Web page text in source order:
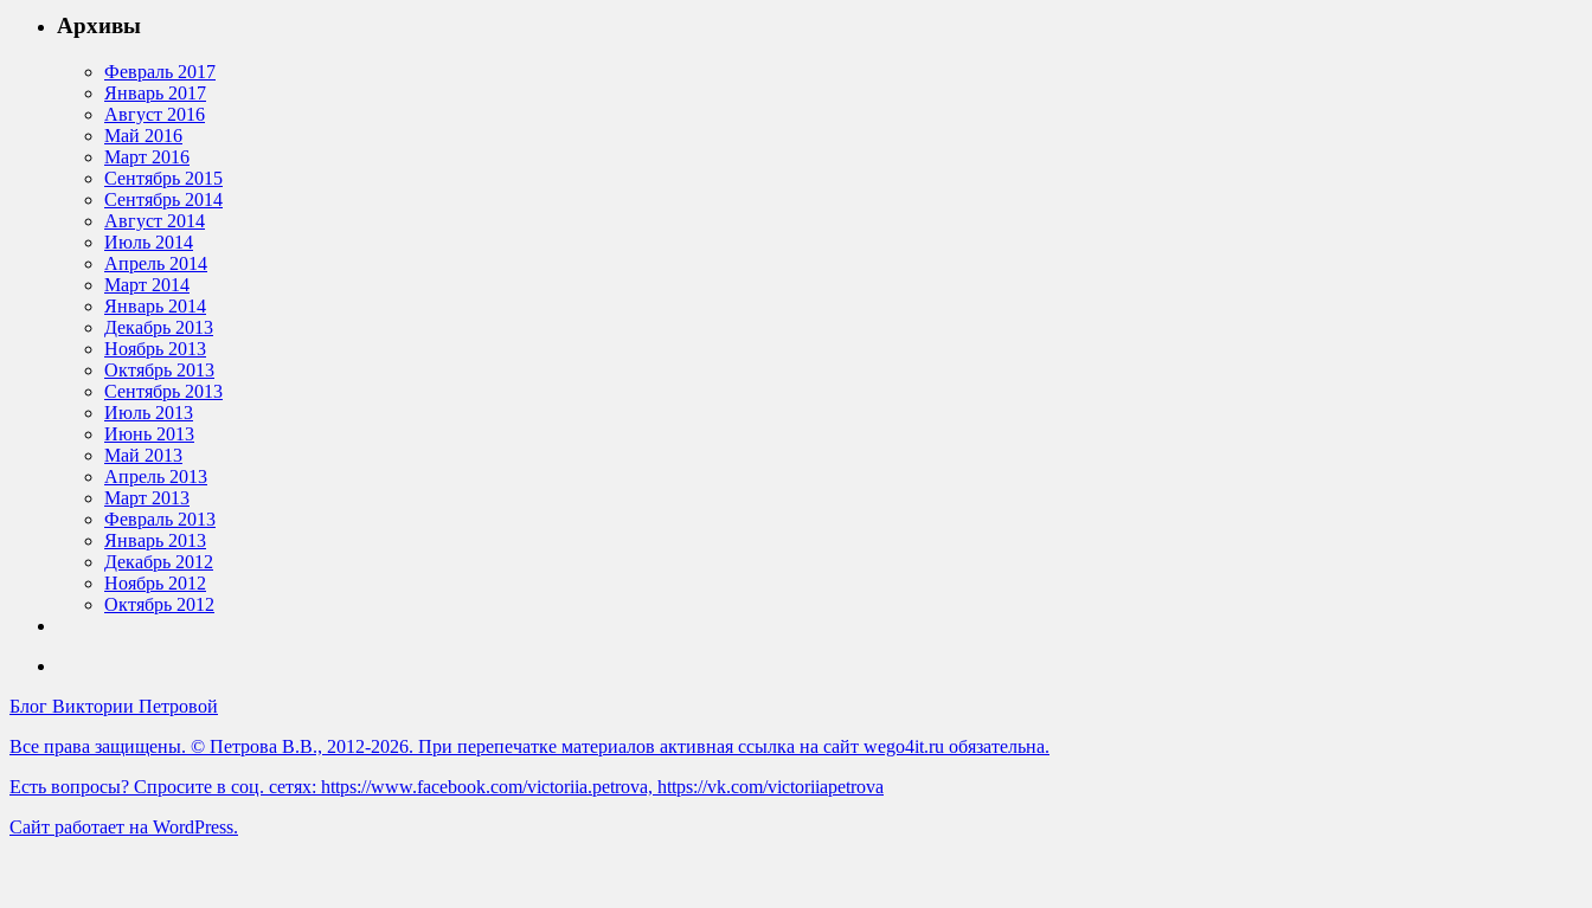
Архивы
Февраль 2017
Январь 2017
Август 2016
Май 2016
Март 2016
Сентябрь 2015
Сентябрь 2014
Август 2014
Июль 2014
Апрель 2014
Март 2014
Январь 2014
Декабрь 2013
Ноябрь 2013
Октябрь 2013
Сентябрь 2013
Июль 2013
Июнь 2013
Май 2013
Апрель 2013
Март 2013
Февраль 2013
Январь 2013
Декабрь 2012
Ноябрь 2012
Октябрь 2012
Блог Виктории Петровой
Все права защищены. © Петрова В.В., 2012-2026. При перепечатке материалов активная ссылка на сайт wego4it.ru обязательна.
Есть вопросы? Спросите в соц. сетях: https://www.facebook.com/victoriia.petrova, https://vk.com/victoriiapetrova
Сайт работает на WordPress.